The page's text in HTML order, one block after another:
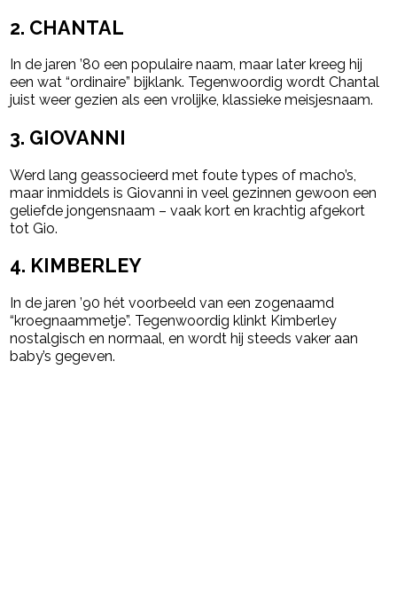
2. CHANTAL
In de jaren ’80 een populaire naam, maar later kreeg hij
een wat “ordinaire” bijklank. Tegenwoordig wordt Chantal
juist weer gezien als een vrolijke, klassieke meisjesnaam.
3. GIOVANNI
Werd lang geassocieerd met foute types of macho’s,
maar inmiddels is Giovanni in veel gezinnen gewoon een
geliefde jongensnaam – vaak kort en krachtig afgekort
tot Gio.
4. KIMBERLEY
In de jaren ’90 hét voorbeeld van een zogenaamd
“kroegnaammetje”. Tegenwoordig klinkt Kimberley
nostalgisch en normaal, en wordt hij steeds vaker aan
baby’s gegeven.